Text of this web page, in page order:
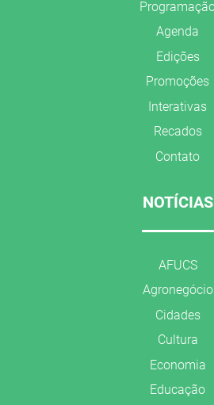
Agenda
Edições
Promoções
Interativas
Recados
Contato
NOTÍCIAS
AFUCS
Agronegócio
Cidades
Cultura
Economia
Educação